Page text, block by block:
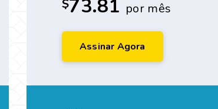
$73.81 por mês
Assinar Agora